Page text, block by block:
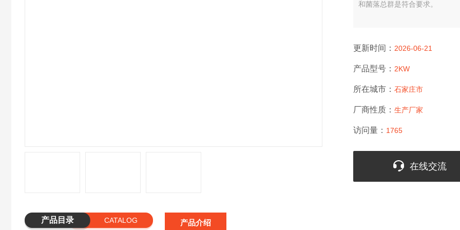
和菌落总群是符合要求。
更新时间： 2026-06-21
产品型号： 2KW
所在城市： 石家庄市
厂商性质： 生产厂家
访问量： 1765
在线交流
产品目录 CATALOG 产品介绍